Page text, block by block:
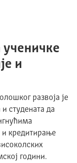
ученичке
и
развоја је
студената да
и кредитирање
години.